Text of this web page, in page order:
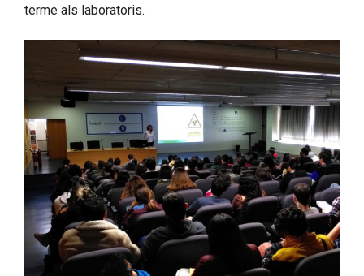
terme als laboratoris.